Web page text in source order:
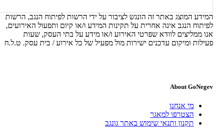
המידע המוצג באתר זה הונגש לציבור על ידי הרשות לפיתוח הנגב, הרשות
לפיתוח הנגב אינה אחרית על תקינות המידע ו/או קיום ותפעול האירועים,
אנו ממליצים לוודא שפרטי האירוע ו/או מידע על בתי העסק, שעות
פעילות ומיקום עדכנים ישירות מול מפעיל של כל אירוע / בית עסק. ט.ל.ח
About GoNegev
מי אנחנו
הצטרפו למאגר
תקנון ותנאי שימוש באתר גונגב